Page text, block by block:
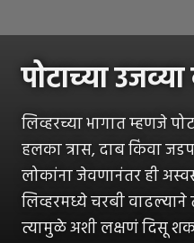
पोटाच्या
लिव्हरच्या भागात म्हणजे
हलका त्रास, दाब किंवा
लोकांना जेवणानंतर ही
लिव्हरमध्ये चरबी
त्यामुळे अशी लक्षणं दिसू